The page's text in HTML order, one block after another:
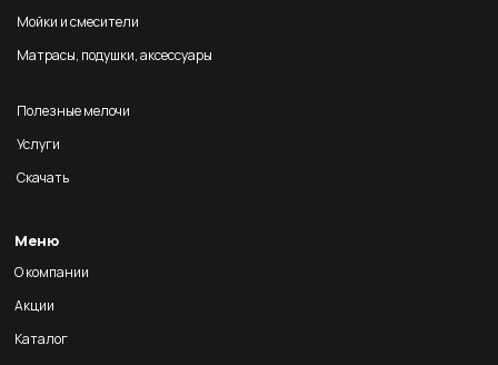
Мойки и смесители
Матрасы, подушки, аксессуары
Полезные мелочи
Услуги
Скачать
Меню
О компании
Акции
Каталог